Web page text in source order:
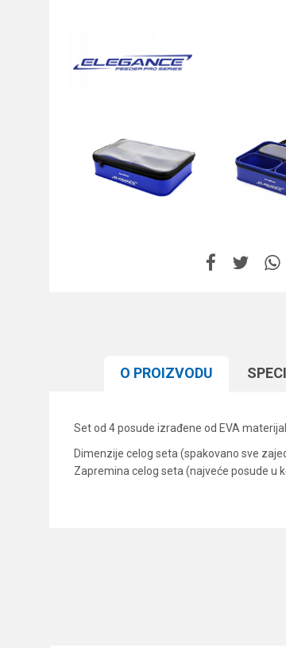
O PROIZVODU
Set od 4 posude izrađene od EVA
Dimenzije celog seta (spakovano sve
Zapremina celog seta (najveće posude u